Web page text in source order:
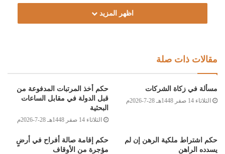
ولا يباع، ولا يتصرف فيه بمبادلة ولا غيرها؛ لقول الله تعالى: (فَمَن
م
بَدَّلَهُ بَعْدَمَا
وعليه؛ فينبغي فتح المسجد وتعميره برفع الأذان فيه، وإقامة صلوات
الأوقات جماعةً من جيرانه، والبيوت القريبة منه، ولا تقام فيه الجمعة، حتى لا
وصلى الله على سيدنا محمد وعلى آله وصحبه وسلم
اظهر المزيد
مقالات ذات صلة
مسألة في زكاة الشركات
الثلاثاء 14 صفر 1448هـ 28-7-2026م
حكم أخذ المرتبات المدفوعة من
قبل الدولة في مقابل الساعات
البحثية
الثلاثاء 14 صفر 1448هـ 28-7-2026م
حكم اشتراط ملكية الرهن إن لم
يسدده الراهن
حكم إقامة صالة أفراح في أرضٍ
مؤجرة من الأوقاف